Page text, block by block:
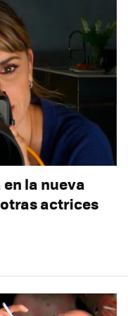
la nueva
actrices